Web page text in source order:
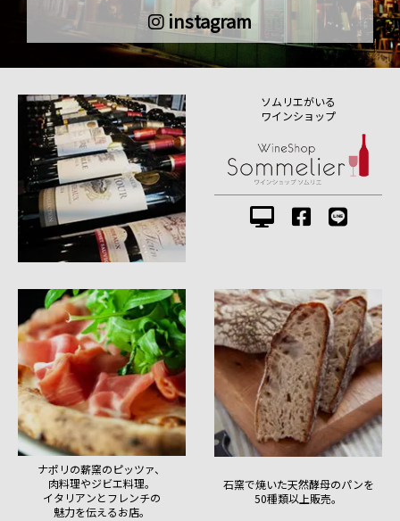
instagram
ソムリエがいる
ワインショップ
ナポリの薪窯のピッツァ、
肉料理やジビエ料理。
イタリアンとフレンチの
魅力を伝えるお店。
石窯で焼いた天然酵母のパンを
50種類以上販売。